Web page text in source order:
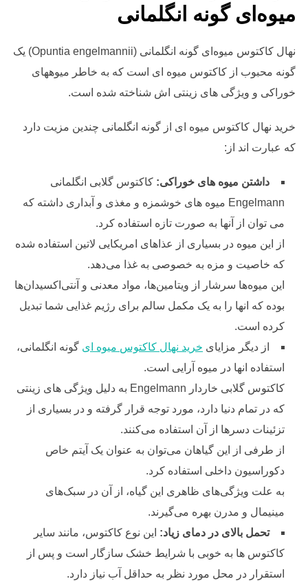
میوه‌ای گونه انگلمانی
نهال کاکتوس میو‌ه‌ای گونه انگلمانی (Opuntia engelmannii) یک
گونه محبوب از کاکتوس میوه ای است که به خاطر میوههای
خوراکی و ویژگی های زینتی اش شناخته شده است.
خرید نهال کاکتوس میوه ای از گونه انگلمانی چندین مزیت دارد
که عبارت اند از:
داشتن میوه های خوراکی: کاکتوس گلابی انگلمانی
Engelmann میوه های خوشمزه و مغذی و آبداری داشته که
می توان از آنها به صورت تازه استفاده کرد.
از این میوه در بسیاری از عذا‌های امریکایی لاتین استفاده شده
که خاصیت و مزه به خصوصی به غذا می‌دهد.
این میوه‌ها سرشار از ویتامین‌ها، مواد معدنی و آنتی‌اکسیدان‌ها
بوده که انها را به یک مکمل سالم برای رژیم غذایی شما تبدیل
کرده است.
از دیگر مزایای خرید نهال کاکتوس میو‌ه ای گونه انگلمانی،
استفاده انها در میوه‌ آرایی است.
کاکتوس گلابی خاردار Engelmann به دلیل ویژگی های زینتی
که در تمام دنیا دارد، مورد توجه قرار گرفته و در بسیاری از
تزئینات دسر‌ها از آن استفاده می‌کنند.
از طرفی از این گیاهان می‌توان به عنوان یک آیتم خاص
دکوراسیون داخلی استفاده کرد.
به علت ویژگی‌های ظاهری این گیاه، از آن در سبک‌های
مینیمال و مدرن بهره‌ می‌گیرند.
تحمل بالای در دمای زیاد: این نوع کاکتوس، مانند سایر
کاکتوس ها به خوبی با شرایط خشک سازگار است و پس از
استقرار در محل مورد نظر به حداقل آب نیاز دارد.